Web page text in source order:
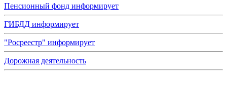
Пенсионный фонд информирует
ГИБДД информирует
"Росреестр" информирует
Дорожная деятельность